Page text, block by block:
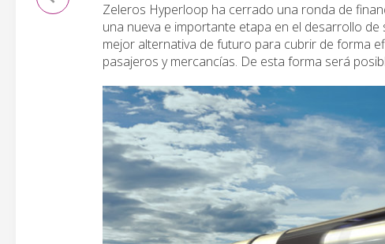
Zeleros Hyperloop ha cerrado una ronda de
una nueva e importante etapa en el desarrollo
mejor alternativa de futuro para cubrir de forma
pasajeros y mercancías. De esta forma será